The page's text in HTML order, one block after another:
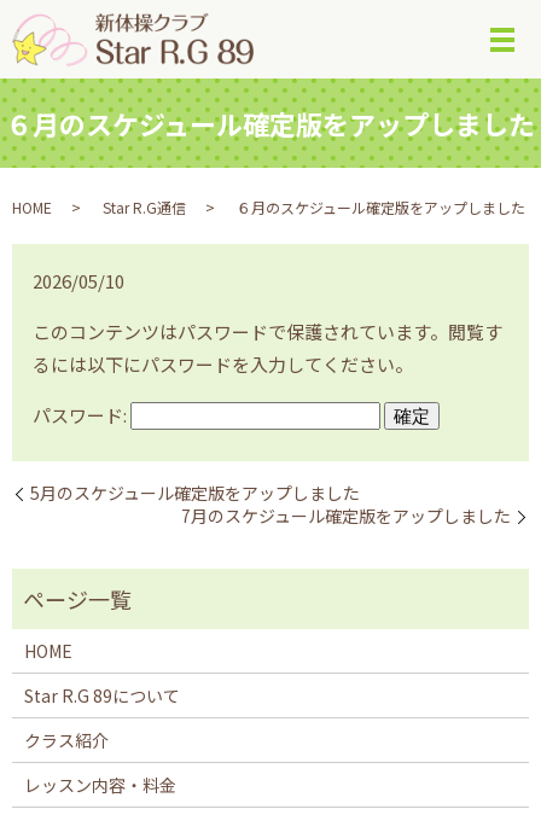
メ
６月のスケジュール確定版をアップしました
HOME Star R.G通信 ６月のスケジュール確定版をアップしました
2026/05/10
このコンテンツはパスワードで保護されています。閲覧す
るには以下にパスワードを入力してください。
パスワード:
5月のスケジュール確定版をアップしました
7月のスケジュール確定版をアップしました
HOME
Star R.G 89について
クラス紹介
レッスン内容・料金